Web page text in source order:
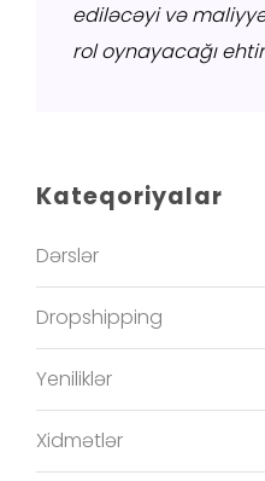
ediləcəyi və
rol oynayacağı
Kateqoriyalar
Dərslər
Dropshipping
Yeniliklər
Xidmətlər